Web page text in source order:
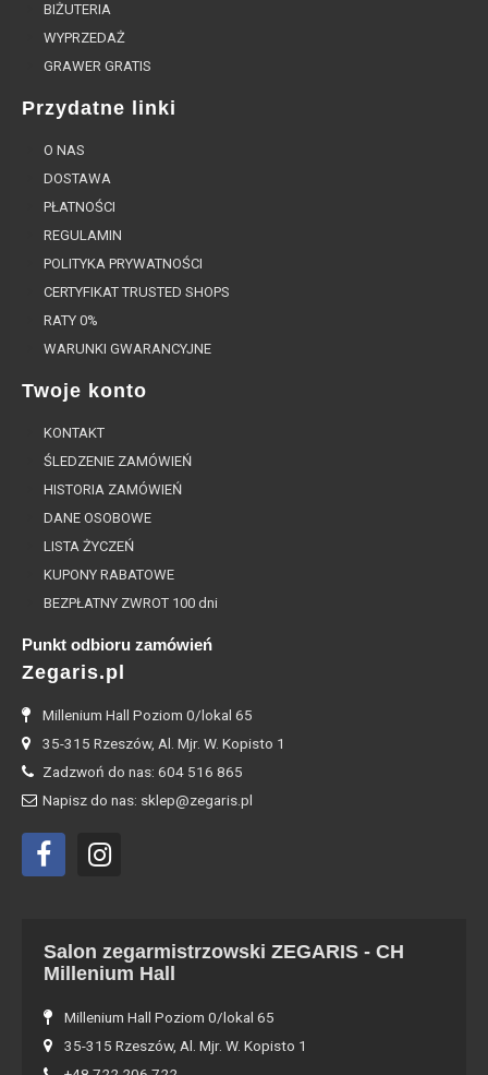
BIŻUTERIA
WYPRZEDAŻ
GRAWER GRATIS
Przydatne linki
O NAS
DOSTAWA
PŁATNOŚCI
REGULAMIN
POLITYKA PRYWATNOŚCI
CERTYFIKAT TRUSTED SHOPS
RATY 0%
WARUNKI GWARANCYJNE
Twoje konto
KONTAKT
ŚLEDZENIE ZAMÓWIEŃ
HISTORIA ZAMÓWIEŃ
DANE OSOBOWE
LISTA ŻYCZEŃ
KUPONY RABATOWE
BEZPŁATNY ZWROT 100 dni
Punkt odbioru zamówień
Zegaris.pl
Millenium Hall Poziom 0/lokal 65
35-315 Rzeszów, Al. Mjr. W. Kopisto 1
Zadzwoń do nas: 604 516 865
Napisz do nas: sklep@zegaris.pl
Salon zegarmistrzowski ZEGARIS - CH
Millenium Hall
Millenium Hall Poziom 0/lokal 65
35-315 Rzeszów, Al. Mjr. W. Kopisto 1